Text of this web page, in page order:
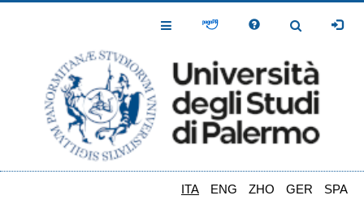
Toggle
Toggle
ITA ENG ZHO GER SPA